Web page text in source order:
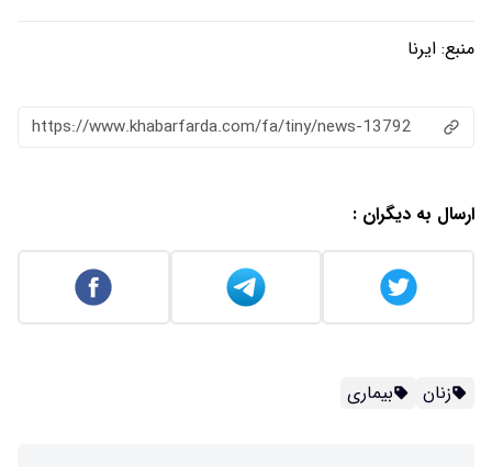
منبع: ایرنا
https://www.khabarfarda.com/fa/tiny/news-13792
ارسال به دیگران :
زنان بیماری